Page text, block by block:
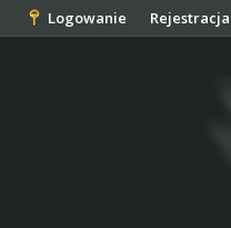
Logowanie Rejestracja